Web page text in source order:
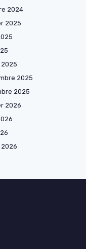
2024
2025
2025
2025
2026